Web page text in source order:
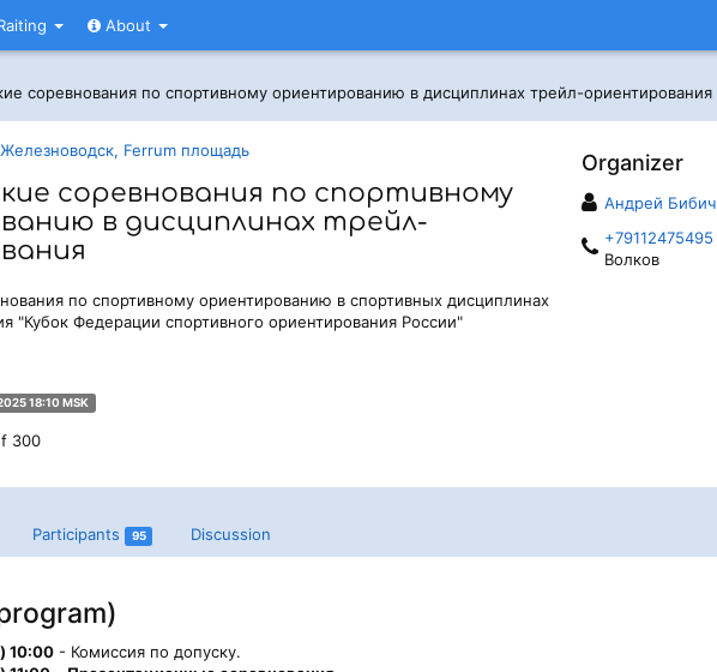
About
соревнования по спортивному ориентированию в дисциплинах трейл-ориентирования
Organizer
Андрей Бибич
+79112475495
Волков
Ferrum площадь
соревнования по спортивному
в дисциплинах трейл-
по спортивному ориентированию в спортивных дисциплинах
"Кубок Федерации спортивного ориентирования России"
18:10 MSK
300
Participants 95 Discussion
10:00 - Комиссия по допуску.